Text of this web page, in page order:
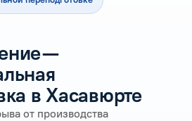
—
в Хасавюрте
от производства